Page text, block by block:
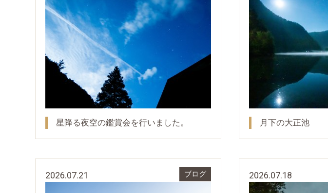
星降る夜空の鑑賞会を行いました。 月下の大正池
2026.07.21 ブログ 2026.07.18